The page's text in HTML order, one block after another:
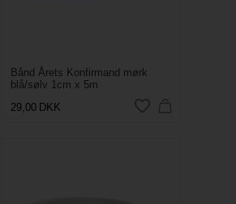
Bånd Årets Konfirmand mørk
blå/sølv 1cm x 5m
29,00 DKK